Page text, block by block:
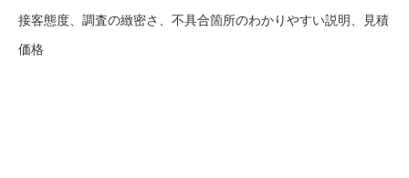
接客態度、調査の緻密さ、不具合箇所のわかりやすい説明、見積
価格